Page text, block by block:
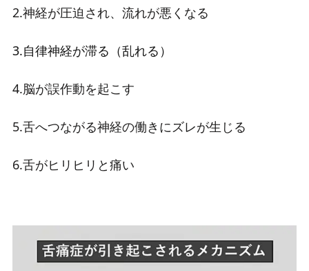
2.神経が圧迫され、流れが悪くなる
3.自律神経が滞る（乱れる）
4.脳が誤作動を起こす
5.舌へつながる神経の働きにズレが生じる
6.舌がヒリヒリと痛い